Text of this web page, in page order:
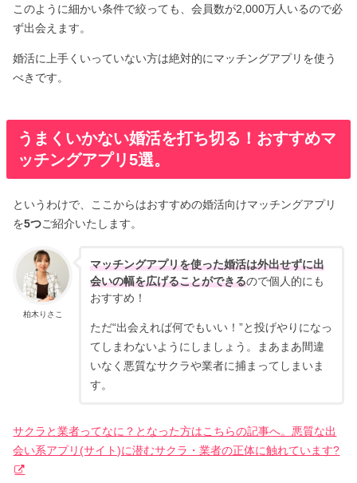
このように細かい条件で絞っても、会員数が2,000万人いるので必
ず出会えます。
婚活に上手くいっていない方は絶対的にマッチングアプリを使う
べきです。
うまくいかない婚活を打ち切る！おすすめマ
ッチングアプリ5選。
というわけで、ここからはおすすめの婚活向けマッチングアプリ
を5つご紹介いたします。
柏木りさこ
マッチングアプリを使った婚活は外出せずに出
会いの幅を広げることができるので個人的にも
おすすめ！
ただ“出会えれば何でもいい！”と投げやりになっ
てしまわないようにしましょう。まあまあ間違
いなく悪質なサクラや業者に捕まってしまいま
す。
サクラと業者ってなに？となった方はこちらの記事へ。悪質な出
会い系アプリ(サイト)に潜むサクラ・業者の正体に触れています?